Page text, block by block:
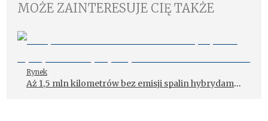
MOŻE ZAINTERESUJE CIĘ TAKŻE
Rynek
Aż 1,5 mln kilometrów bez emisji spalin hybrydami